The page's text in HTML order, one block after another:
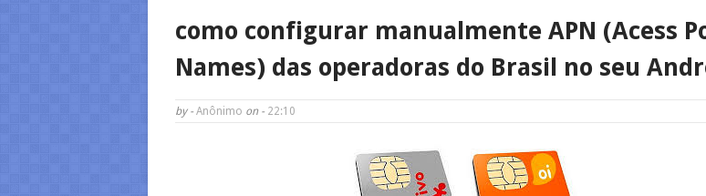
como configurar manualmente APN (Acess
Names) das operadoras do Brasil no seu
by - Anônimo on - 22:10